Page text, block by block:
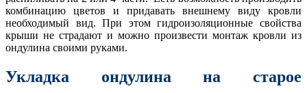
комбинацию цветов и придавать внешнему виду кровли
необходимый вид. При этом гидроизоляционные свойства
крыши не страдают и можно произвести монтаж кровли из
ондулина своими руками.
Укладка ондулина на старое